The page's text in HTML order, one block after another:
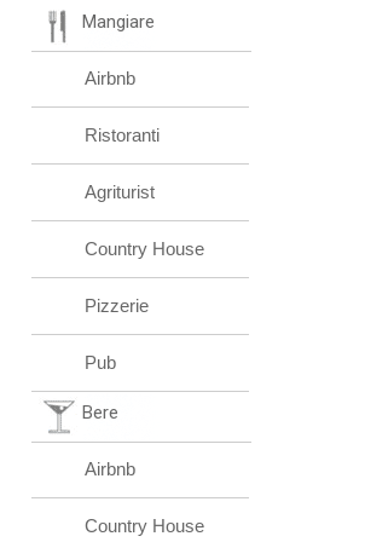
Mangiare
Airbnb
Ristoranti
Agriturist
Country House
Pizzerie
Pub
Bere
Airbnb
Country House